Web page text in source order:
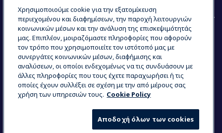
COUNTRY AND LANGUAGE
Η ΕΠΙΛΟΓΉ ΣΑΣ: ΕΛΛΗΝΙΚΆ
Data Privacy Statement
Cookie Policy
Όροι και προϋποθέσεις
Χρησιμοποιούμε cookie για την εξατομίκευση
περιεχομένου και διαφημίσεων, την παροχή λειτουργιών
κοινωνικών μέσων και την ανάλυση της επισκεψιμότητάς
μας. Επιπλέον, μοιραζόμαστε πληροφορίες που αφορούν
τον τρόπο που χρησιμοποιείτε τον ιστότοπό μας με
συνεργάτες κοινωνικών μέσων, διαφήμισης και
αναλύσεων, οι οποίοι ενδεχομένως να τις συνδυάσουν με
άλλες πληροφορίες που τους έχετε παραχωρήσει ή τις
οποίες έχουν συλλέξει σε σχέση με την από μέρους σας
χρήση των υπηρεσιών τους. Cookie Policy
Αποδοχή όλων των cookies